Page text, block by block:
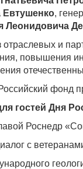
Евтушенко,
Леонидовича
и
повышения
гостей Дня
Роснедр
с